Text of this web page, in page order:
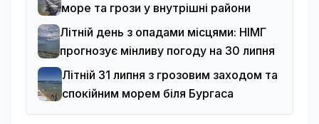
море та грози у внутрішні райони
Літній день з опадами місцями: НІМГ
прогнозує мінливу погоду на 30 липня
Літній 31 липня з грозовим заходом та
спокійним морем біля Бургаса